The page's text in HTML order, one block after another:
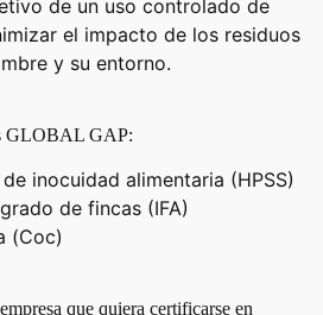
de un uso controlado de
el impacto de los residuos
y su entorno.
GLOBAL GAP:
inocuidad alimentaria (HPSS)
de fincas (IFA)
(Coc)
que quiera certificarse en